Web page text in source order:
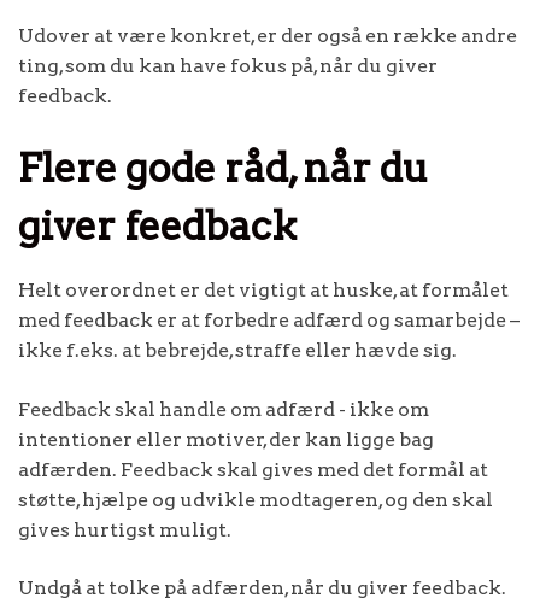
Udover at være konkret, er der også en række andre
ting, som du kan have fokus på, når du giver
feedback.
Flere gode råd, når du
giver feedback
Helt overordnet er det vigtigt at huske, at formålet
med feedback er at forbedre adfærd og samarbejde –
ikke f.eks. at bebrejde, straffe eller hævde sig.
Feedback skal handle om adfærd - ikke om
intentioner eller motiver, der kan ligge bag
adfærden. Feedback skal gives med det formål at
støtte, hjælpe og udvikle modtageren, og den skal
gives hurtigst muligt.
Undgå at tolke på adfærden, når du giver feedback.